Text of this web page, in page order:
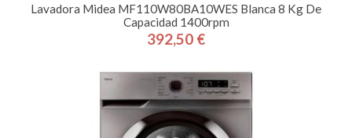
Lavadora Midea MF110W80BA10WES Blanca 8 Kg De
Capacidad 1400rpm
Precio
392,50 €